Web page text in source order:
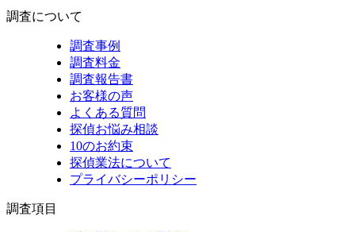
調査について
調査事例
調査料金
調査報告書
お客様の声
よくある質問
探偵お悩み相談
10のお約束
探偵業法について
プライバシーポリシー
調査項目